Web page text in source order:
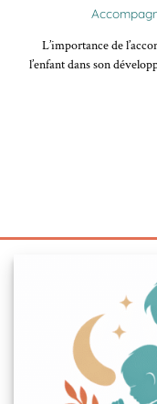
L’importance de
l’enfant dans son